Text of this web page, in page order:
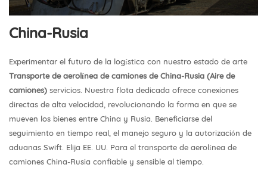
China-Rusia
Experimentar el futuro de la logística con nuestro estado de arte
Transporte de aerolínea de camiones de China-Rusia (Aire de
camiones) servicios. Nuestra flota dedicada ofrece conexiones
directas de alta velocidad, revolucionando la forma en que se
mueven los bienes entre China y Rusia. Beneficiarse del
seguimiento en tiempo real, el manejo seguro y la autorización de
aduanas Swift. Elija EE. UU. Para el transporte de aerolínea de
camiones China-Rusia confiable y sensible al tiempo.